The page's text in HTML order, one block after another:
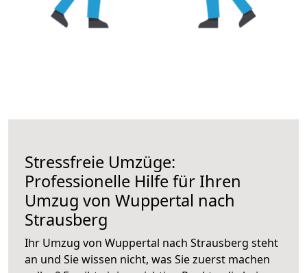
Stressfreie Umzüge:
Professionelle Hilfe für Ihren
Umzug von Wuppertal nach
Strausberg
Ihr Umzug von Wuppertal nach Strausberg steht
an und Sie wissen nicht, was Sie zuerst machen